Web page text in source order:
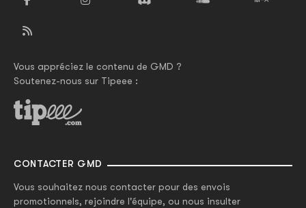
Vous appréciez le contenu de GMD ?
Soutenez-nous sur Tipeee :
CONTACTER GMD
Vous souhaitez nous contacter pour des envois
promotionnels, rejoindre l'équipe, ou nous insulter